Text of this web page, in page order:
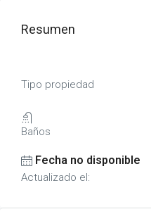
Resumen
Tipo propiedad
Baños
Fecha no disponible
Actualizado el: